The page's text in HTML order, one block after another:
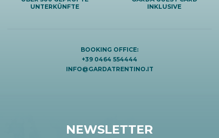
UNTERKÜNFTE
INKLUSIVE
BOOKING OFFICE:
+39 0464 554444
INFO@GARDATRENTINO.IT
NEWSLETTER